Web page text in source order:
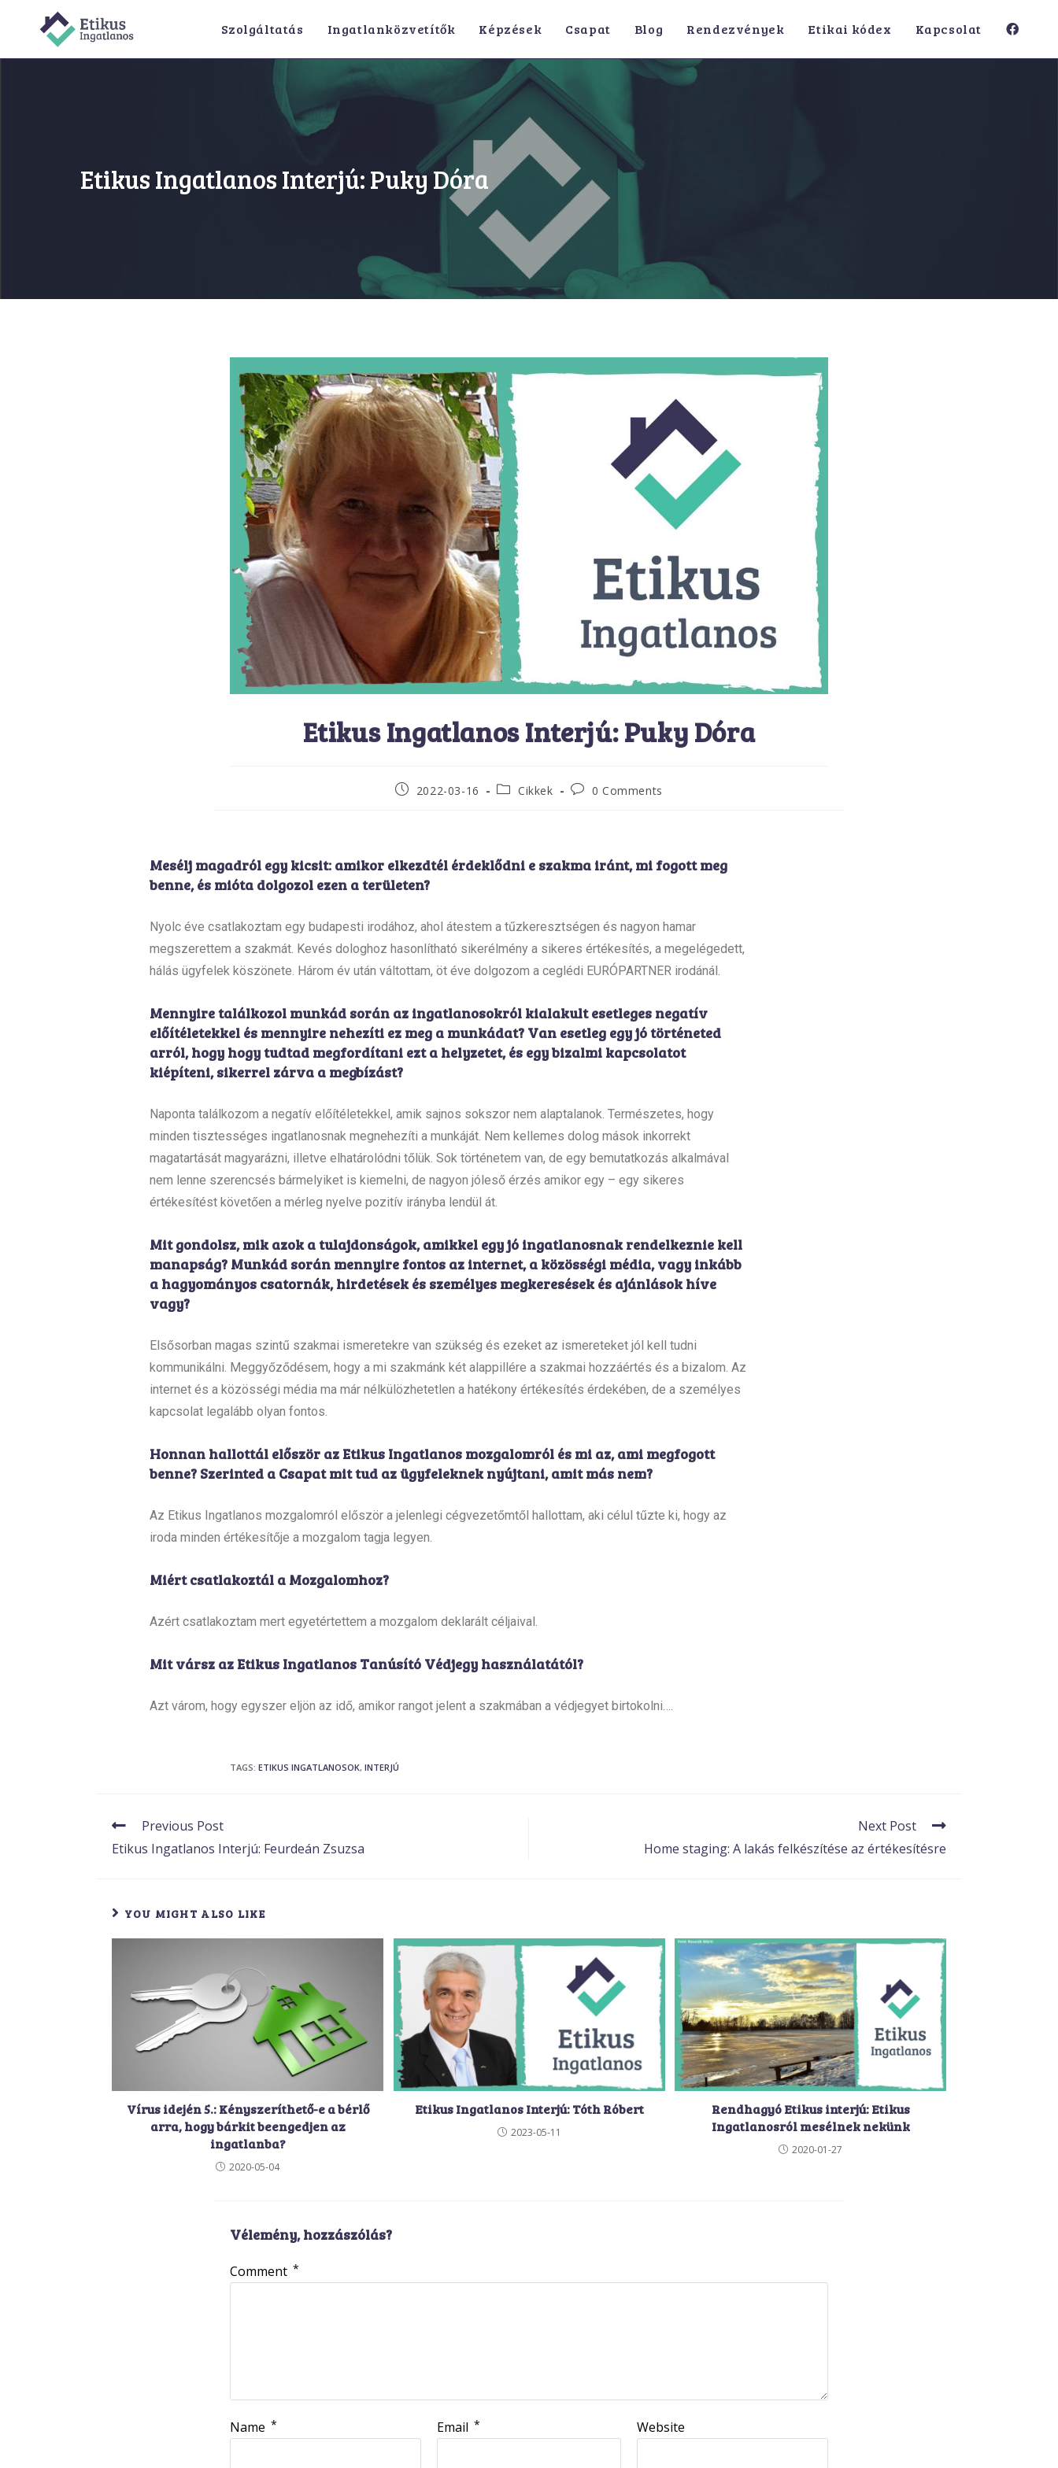
Szolgáltatás Ingatlanközvetítők Képzések Csapat Blog Rendezvények Etikai kódex Kapcsolat
Etikus Ingatlanos Interjú: Puky Dóra
Etikus Ingatlanos Interjú: Puky Dóra
2022-03-16 Cikkek 0 Comments
Mesélj magadról egy kicsit: amikor elkezdtél érdeklődni e szakma iránt, mi fogott meg
benne, és mióta dolgozol ezen a területen?
Nyolc éve csatlakoztam egy budapesti irodához, ahol átestem a tűzkeresztségen és nagyon hamar
megszerettem a szakmát. Kevés dologhoz hasonlítható sikerélmény a sikeres értékesítés, a megelégedett,
hálás ügyfelek köszönete. Három év után váltottam, öt éve dolgozom a ceglédi EURÓPARTNER irodánál.
Mennyire találkozol munkád során az ingatlanosokról kialakult esetleges negatív
előítéletekkel és mennyire nehezíti ez meg a munkádat? Van esetleg egy jó történeted
arról, hogy hogy tudtad megfordítani ezt a helyzetet, és egy bizalmi kapcsolatot
kiépíteni, sikerrel zárva a megbízást?
Naponta találkozom a negatív előítéletekkel, amik sajnos sokszor nem alaptalanok. Természetes, hogy
minden tisztességes ingatlanosnak megnehezíti a munkáját. Nem kellemes dolog mások inkorrekt
magatartását magyarázni, illetve elhatárolódni tőlük. Sok történetem van, de egy bemutatkozás alkalmával
nem lenne szerencsés bármelyiket is kiemelni, de nagyon jóleső érzés amikor egy – egy sikeres
értékesítést követően a mérleg nyelve pozitív irányba lendül át.
Mit gondolsz, mik azok a tulajdonságok, amikkel egy jó ingatlanosnak rendelkeznie kell
manapság? Munkád során mennyire fontos az internet, a közösségi média, vagy inkább
a hagyományos csatornák, hirdetések és személyes megkeresések és ajánlások híve
vagy?
Elsősorban magas szintű szakmai ismeretekre van szükség és ezeket az ismereteket jól kell tudni
kommunikálni. Meggyőződésem, hogy a mi szakmánk két alappillére a szakmai hozzáértés és a bizalom. Az
internet és a közösségi média ma már nélkülözhetetlen a hatékony értékesítés érdekében, de a személyes
kapcsolat legalább olyan fontos.
Honnan hallottál először az Etikus Ingatlanos mozgalomról és mi az, ami megfogott
benne? Szerinted a Csapat mit tud az ügyfeleknek nyújtani, amit más nem?
Az Etikus Ingatlanos mozgalomról először a jelenlegi cégvezetőmtől hallottam, aki célul tűzte ki, hogy az
iroda minden értékesítője a mozgalom tagja legyen.
Miért csatlakoztál a Mozgalomhoz?
Azért csatlakoztam mert egyetértettem a mozgalom deklarált céljaival.
Mit vársz az Etikus Ingatlanos Tanúsító Védjegy használatától?
Azt várom, hogy egyszer eljön az idő, amikor rangot jelent a szakmában a védjegyet birtokolni….
TAGS: ETIKUS INGATLANOSOK, INTERJÚ
Previous Post
Etikus Ingatlanos Interjú: Feurdeán Zsuzsa
Next Post
Home staging: A lakás felkészítése az értékesítésre
YOU MIGHT ALSO LIKE
Vírus idején 5.: Kényszeríthető-e a bérlő
arra, hogy bárkit beengedjen az
ingatlanba?
2020-05-04
Etikus Ingatlanos Interjú: Tóth Róbert
2023-05-11
Rendhagyó Etikus interjú: Etikus
Ingatlanosról mesélnek nekünk
2020-01-27
Vélemény, hozzászólás?
Comment *
Name * Email * Website